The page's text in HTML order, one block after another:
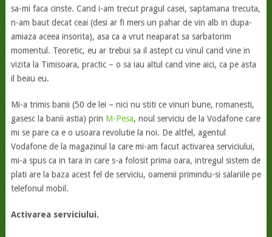
sa-mi faca cinste. Cand i-am trecut pragul casei, saptamana trecuta,
n-am baut decat ceai (desi ar fi mers un pahar de vin alb in dupa-
amiaza aceea insorita), asa ca a vrut neaparat sa sarbatorim
momentul. Teoretic, eu ar trebui sa il astept cu vinul cand vine in
vizita la Timisoara, practic – o sa iau altul cand vine aici, ca pe asta
il beau eu.
Mi-a trimis banii (50 de lei – nici nu stiti ce vinuri bune, romanesti,
gasesc la banii astia) prin M-Pesa, noul serviciu de la Vodafone care
mi se pare ca e o usoara revolutie la noi. De altfel, agentul
Vodafone de la magazinul la care mi-am facut activarea serviciului,
mi-a spus ca in tara in care s-a folosit prima oara, intregul sistem de
plati are la baza acest fel de serviciu, oamenii primindu-si salariile pe
telefonul mobil.
Activarea serviciului.